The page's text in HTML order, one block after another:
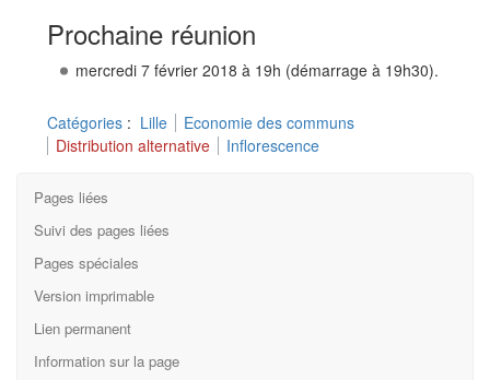
Prochaine réunion
mercredi 7 février 2018 à 19h (démarrage à 19h30).
Catégories : Lille
Economie des communs
Distribution alternative
Inflorescence
Pages liées
Suivi des pages liées
Pages spéciales
Version imprimable
Lien permanent
Information sur la page